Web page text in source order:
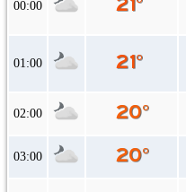
00:00
01:00
02:00
03:00